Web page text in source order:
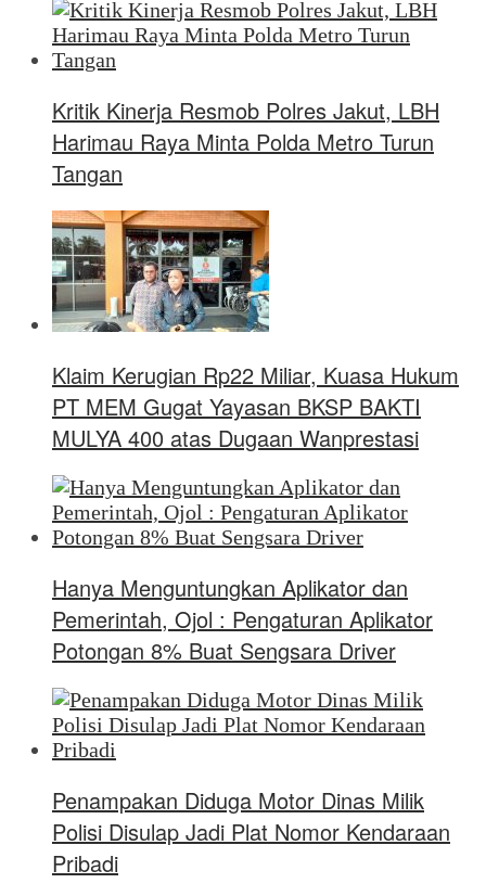
Kritik Kinerja Resmob Polres Jakut, LBH
Harimau Raya Minta Polda Metro Turun
Tangan
Klaim Kerugian Rp22 Miliar, Kuasa Hukum
PT MEM Gugat Yayasan BKSP BAKTI
MULYA 400 atas Dugaan Wanprestasi
Hanya Menguntungkan Aplikator dan
Pemerintah, Ojol : Pengaturan Aplikator
Potongan 8% Buat Sengsara Driver
Penampakan Diduga Motor Dinas Milik
Polisi Disulap Jadi Plat Nomor Kendaraan
Pribadi